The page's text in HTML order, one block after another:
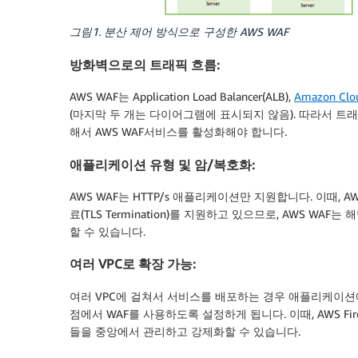
그림1. 분산 제어 방식으로 구성한 AWS WAF
방화벽으로의 트래픽 흐름:
AWS WAF는 Application Load Balancer(ALB), Amazon
(마지막 두 개는 다이어그램에 표시되지 않음). 따라서 트
해서 AWS WAF서비스를 활성화해야 합니다.
애플리케이션 유형 및 암/복호화:
AWS WAF는 HTTP/s 애플리케이션만 지원합니다. 이때,
료(TLS Termination)를 지원하고 있으므로, AWS WAF는
할 수 있습니다.
여러 VPC로 확장 가능:
여러 VPC에 걸쳐서 서비스를 배포하는 경우 애플리케이
점에서 WAF를 사용하도록 설정하게 됩니다. 이때, AWS
들을 중앙에서 관리하고 강제화할 수 있습니다.